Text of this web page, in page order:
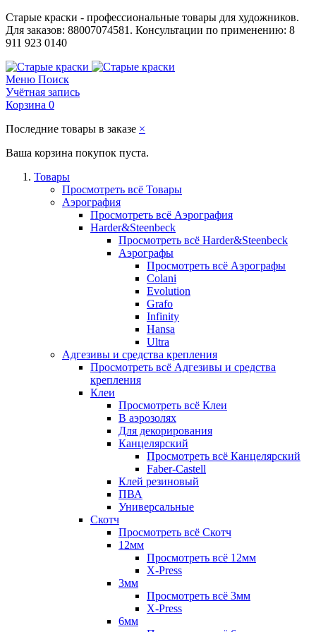
Старые краски - профессиональные товары для художников.
Для заказов: 88007074581. Консультации по применению: 8
911 923 0140
Меню Поиск
Учётная запись
Корзина 0
Последние товары в заказе ×
Ваша корзина покупок пуста.
Товары
Просмотреть всё Товары
Аэрография
Просмотреть всё Аэрография
Harder&Steenbeck
Просмотреть всё Harder&Steenbeck
Аэрографы
Просмотреть всё Аэрографы
Colani
Evolution
Grafo
Infinity
Hansa
Ultra
Адгезивы и средства крепления
Просмотреть всё Адгезивы и средства
крепления
Клеи
Просмотреть всё Клеи
В аэрозолях
Для декорирования
Канцелярский
Просмотреть всё Канцелярский
Faber-Castell
Клей резиновый
ПВА
Универсальные
Скотч
Просмотреть всё Скотч
12мм
Просмотреть всё 12мм
X-Press
3мм
Просмотреть всё 3мм
X-Press
6мм